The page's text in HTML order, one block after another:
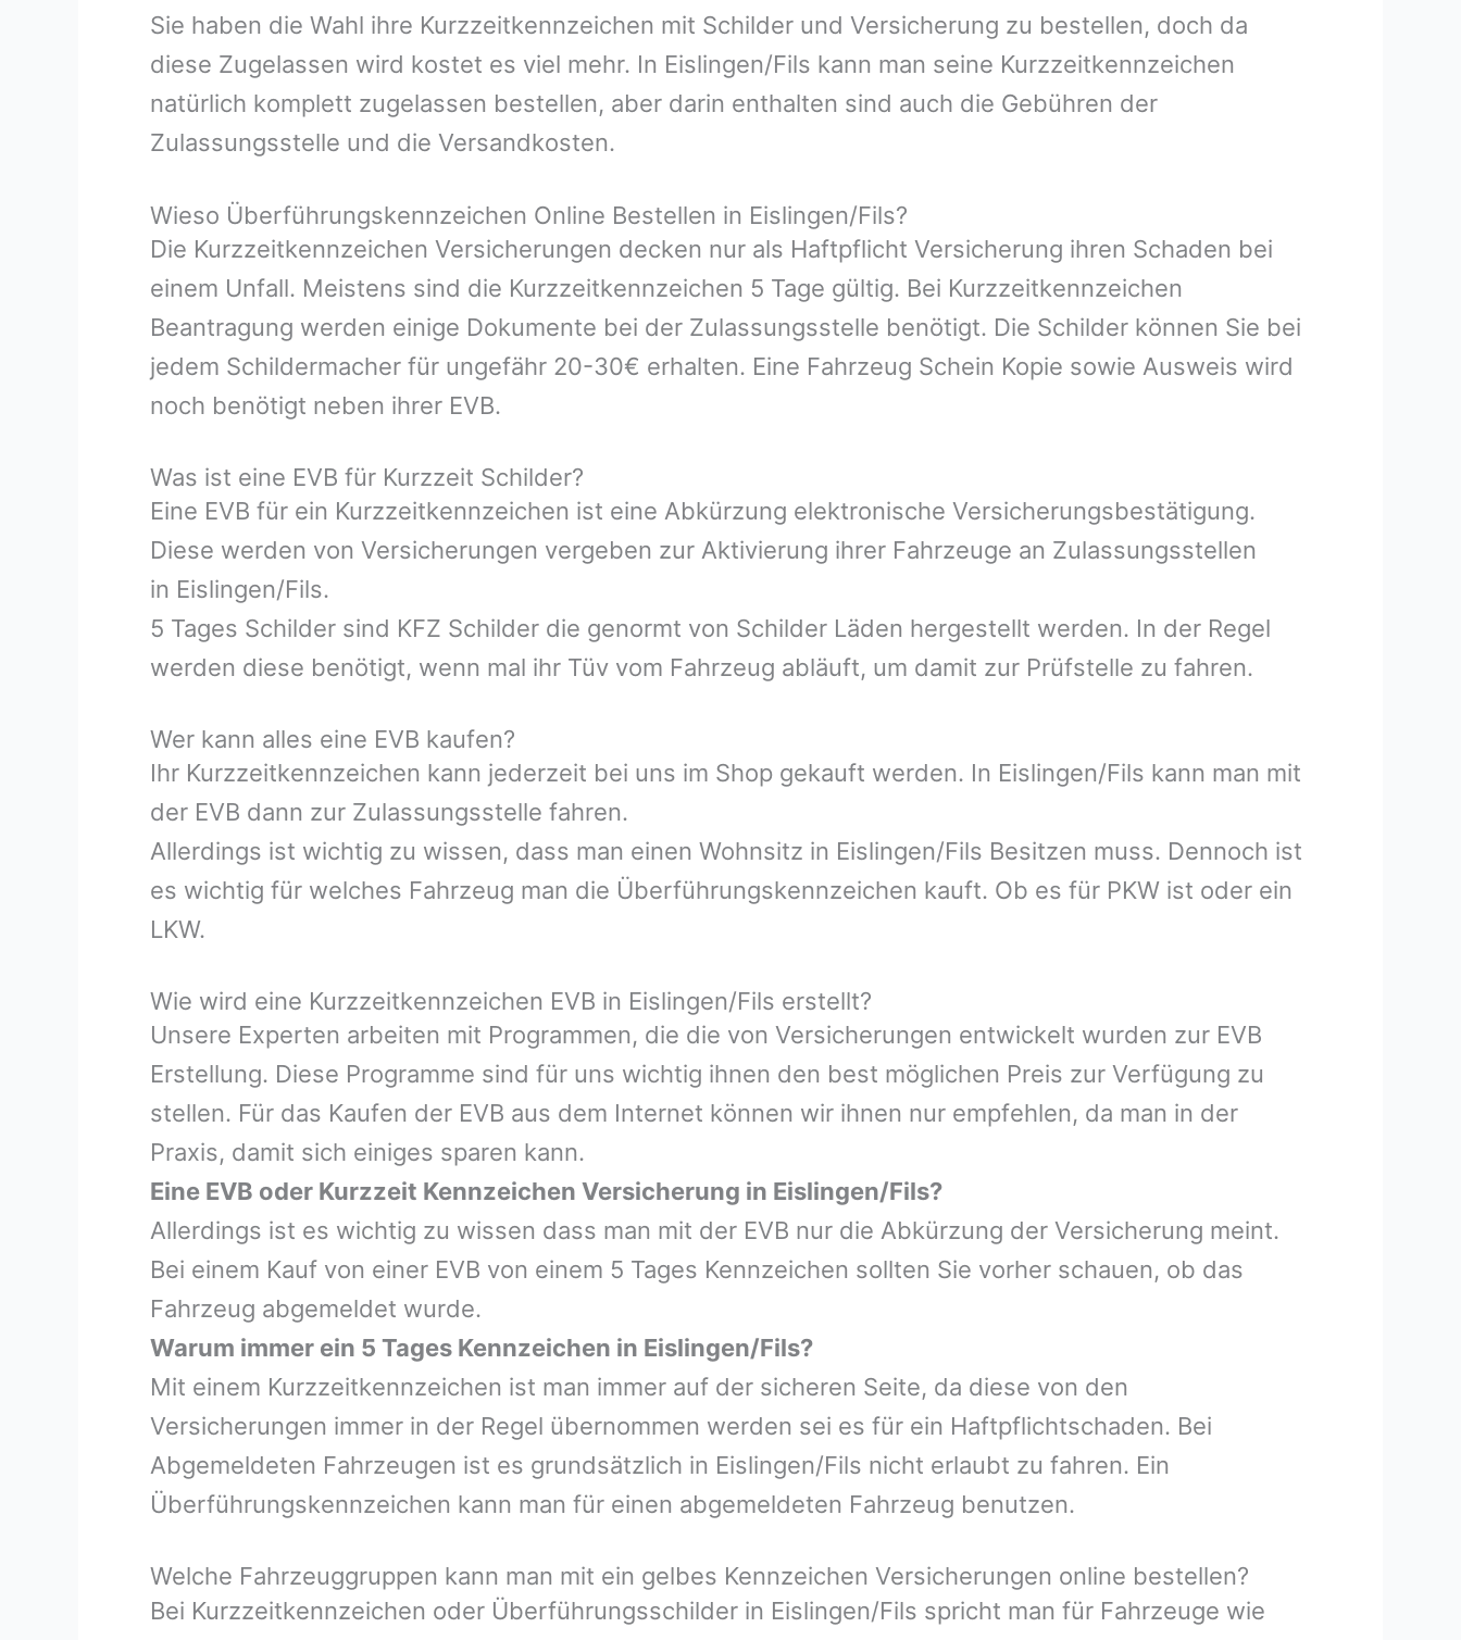
Sie haben die Wahl ihre Kurzzeitkennzeichen mit Schilder und Versicherung zu bestellen, doch da
diese Zugelassen wird kostet es viel mehr. In Eislingen/Fils kann man seine Kurzzeitkennzeichen
natürlich komplett zugelassen bestellen, aber darin enthalten sind auch die Gebühren der
Zulassungsstelle und die Versandkosten.
Wieso Überführungskennzeichen Online Bestellen in Eislingen/Fils?
Die Kurzzeitkennzeichen Versicherungen decken nur als Haftpflicht Versicherung ihren Schaden bei
einem Unfall. Meistens sind die Kurzzeitkennzeichen 5 Tage gültig. Bei Kurzzeitkennzeichen
Beantragung werden einige Dokumente bei der Zulassungsstelle benötigt. Die Schilder können Sie bei
jedem Schildermacher für ungefähr 20-30€ erhalten. Eine Fahrzeug Schein Kopie sowie Ausweis wird
noch benötigt neben ihrer EVB.
Was ist eine EVB für Kurzzeit Schilder?
Eine EVB für ein Kurzzeitkennzeichen ist eine Abkürzung elektronische Versicherungsbestätigung.
Diese werden von Versicherungen vergeben zur Aktivierung ihrer Fahrzeuge an Zulassungsstellen
in Eislingen/Fils.
5 Tages Schilder sind KFZ Schilder die genormt von Schilder Läden hergestellt werden. In der Regel
werden diese benötigt, wenn mal ihr Tüv vom Fahrzeug abläuft, um damit zur Prüfstelle zu fahren.
Wer kann alles eine EVB kaufen?
Ihr Kurzzeitkennzeichen kann jederzeit bei uns im Shop gekauft werden. In Eislingen/Fils kann man mit
der EVB dann zur Zulassungsstelle fahren.
Allerdings ist wichtig zu wissen, dass man einen Wohnsitz in Eislingen/Fils Besitzen muss. Dennoch ist
es wichtig für welches Fahrzeug man die Überführungskennzeichen kauft. Ob es für PKW ist oder ein
LKW.
Wie wird eine Kurzzeitkennzeichen EVB in Eislingen/Fils erstellt?
Unsere Experten arbeiten mit Programmen, die die von Versicherungen entwickelt wurden zur EVB
Erstellung. Diese Programme sind für uns wichtig ihnen den best möglichen Preis zur Verfügung zu
stellen. Für das Kaufen der EVB aus dem Internet können wir ihnen nur empfehlen, da man in der
Praxis, damit sich einiges sparen kann.
Eine EVB oder Kurzzeit Kennzeichen Versicherung in Eislingen/Fils?
Allerdings ist es wichtig zu wissen dass man mit der EVB nur die Abkürzung der Versicherung meint.
Bei einem Kauf von einer EVB von einem 5 Tages Kennzeichen sollten Sie vorher schauen, ob das
Fahrzeug abgemeldet wurde.
Warum immer ein 5 Tages Kennzeichen in Eislingen/Fils?
Mit einem Kurzzeitkennzeichen ist man immer auf der sicheren Seite, da diese von den
Versicherungen immer in der Regel übernommen werden sei es für ein Haftpflichtschaden. Bei
Abgemeldeten Fahrzeugen ist es grundsätzlich in Eislingen/Fils nicht erlaubt zu fahren. Ein
Überführungskennzeichen kann man für einen abgemeldeten Fahrzeug benutzen.
Welche Fahrzeuggruppen kann man mit ein gelbes Kennzeichen Versicherungen online bestellen?
Bei Kurzzeitkennzeichen oder Überführungsschilder in Eislingen/Fils spricht man für Fahrzeuge wie